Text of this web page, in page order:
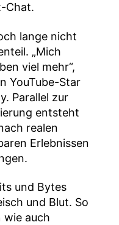
Chat.
lange nicht
„Mich
viel mehr“,
YouTube-Star
Parallel zur
entsteht
realen
Erlebnissen
und Bytes
und Blut. So
wie auch